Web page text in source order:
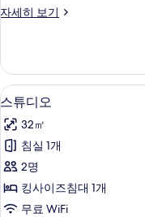
진
보
기
자세히 보기
One
자
세
히
기
스
튜
디
오
사
진
5
스튜디오
32㎡
침실 1개
2명
킹사이즈침대 1개
무료 WiFi